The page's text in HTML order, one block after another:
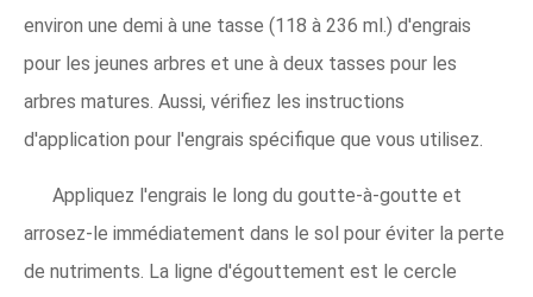
environ une demi à une tasse (118 à 236 ml.) d'engrais
pour les jeunes arbres et une à deux tasses pour les
arbres matures. Aussi, vérifiez les instructions
d'application pour l'engrais spécifique que vous utilisez.
Appliquez l'engrais le long du goutte-à-goutte et
arrosez-le immédiatement dans le sol pour éviter la perte
de nutriments. La ligne d'égouttement est le cercle